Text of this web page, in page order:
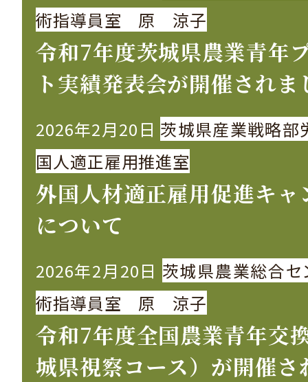
術指導員室 原 涼子
令和7年度茨城県農業青年
ト実績発表会が開催されま
2026年2月20日 茨城県産業戦略部
国人適正雇用推進室
外国人材適正雇用促進キャ
について
2026年2月20日 茨城県農業総合セ
術指導員室 原 涼子
令和7年度全国農業青年交
城県視察コース）が開催さ